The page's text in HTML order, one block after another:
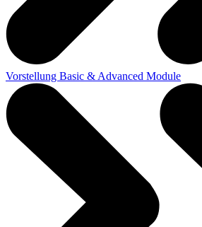
Vorstellung Basic & Advanced Module